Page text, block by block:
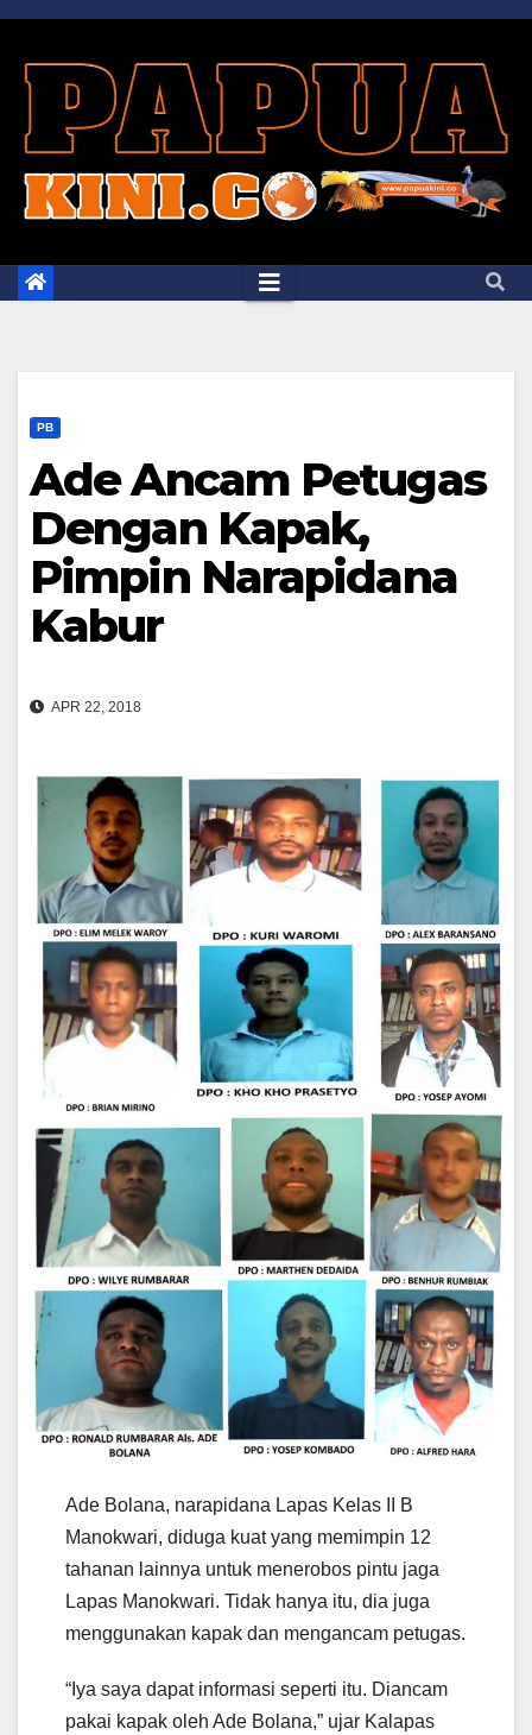
Skip
content
PB
Ade Ancam Petugas
Dengan Kapak,
Pimpin Narapidana
Kabur
APR 22, 2018
Ade Bolana, narapidana Lapas Kelas II B
Manokwari, diduga kuat yang memimpin 12
tahanan lainnya untuk menerobos pintu jaga
Lapas Manokwari. Tidak hanya itu, dia juga
menggunakan kapak dan mengancam petugas.
“Iya saya dapat informasi seperti itu. Diancam
pakai kapak oleh Ade Bolana,” ujar Kalapas